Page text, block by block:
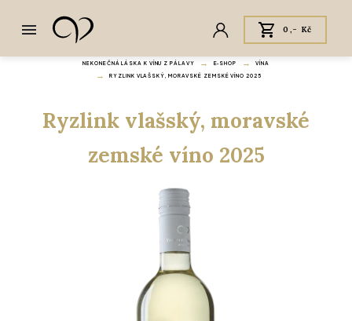
0,- Kč
NEKONEČNÁ LÁSKA K VÍNU Z PÁLAVY E‑SHOP VÍNA
RYZLINK VLAŠSKÝ, MORAVSKÉ ZEMSKÉ VÍNO 2025
Ryzlink vlašský, moravské
zemské víno 2025